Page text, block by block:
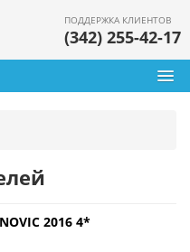
ПОДДЕРЖКА КЛИЕНТОВ
(342) 255-42-17
2016 4*